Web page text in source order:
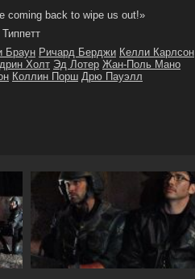
coming back to wipe us out!»
Браун Ричард Берджи Келли Карлсон
Холт Эд Лотер Жан-Поль Мано
Коллин Порш Дрю Пауэлл